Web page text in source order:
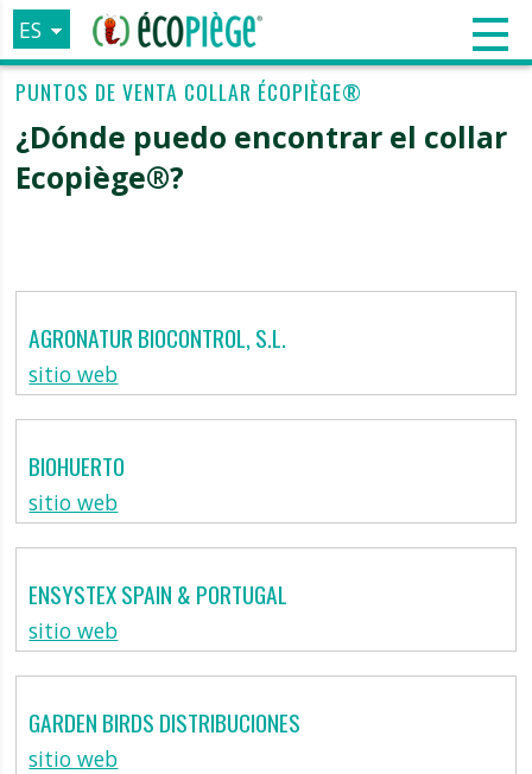
ES
FR
IT
PUNTOS DE VENTA COLLAR ÉCOPIÈGE®
¿Dónde puedo encontrar el collar
Ecopiège®?
AGRONATUR BIOCONTROL, S.L.
sitio web
BIOHUERTO
sitio web
ENSYSTEX SPAIN & PORTUGAL
sitio web
GARDEN BIRDS DISTRIBUCIONES
sitio web